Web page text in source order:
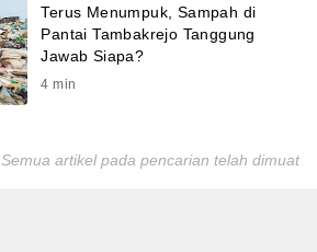
Terus Menumpuk, Sampah di
Pantai Tambakrejo Tanggung
Jawab Siapa?
4 min
Semua artikel pada pencarian telah dimuat